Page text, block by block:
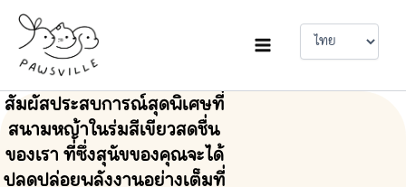
content
a
language
สัมผัสประสบการณ์สุดพิเศษที่
สนามหญ้าในร่มสีเขียวสดชื่น
ของเรา ที่ซึ่งสุนัขของคุณจะได้
ปลดปล่อยพลังงานอย่างเต็มที่